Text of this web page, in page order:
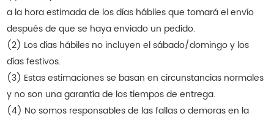
a la hora estimada de los días hábiles que tomará el envío
después de que se haya enviado un pedido.
(2) Los días hábiles no incluyen el sábado/domingo y los
días festivos.
(3) Estas estimaciones se basan en circunstancias normales
y no son una garantía de los tiempos de entrega.
(4) No somos responsables de las fallas o demoras en la